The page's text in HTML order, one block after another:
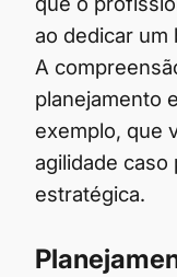
ao dedicar um
A
planejamento
exemplo, que
agilidade caso
estratégica.